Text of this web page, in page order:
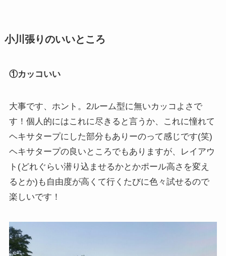
小川張りのいいところ
①カッコいい
大事です、ホント。2ルーム型に無いカッコよさで
す！個人的にはこれに尽きると言うか、これに憧れて
ヘキサタープにした部分もありーのって感じです(笑)
ヘキサタープの良いところでもありますが、レイアウ
ト(どれぐらい潜り込ませるかとかポール高さを変え
るとか)も自由度が高くて行くたびに色々試せるので
楽しいです！